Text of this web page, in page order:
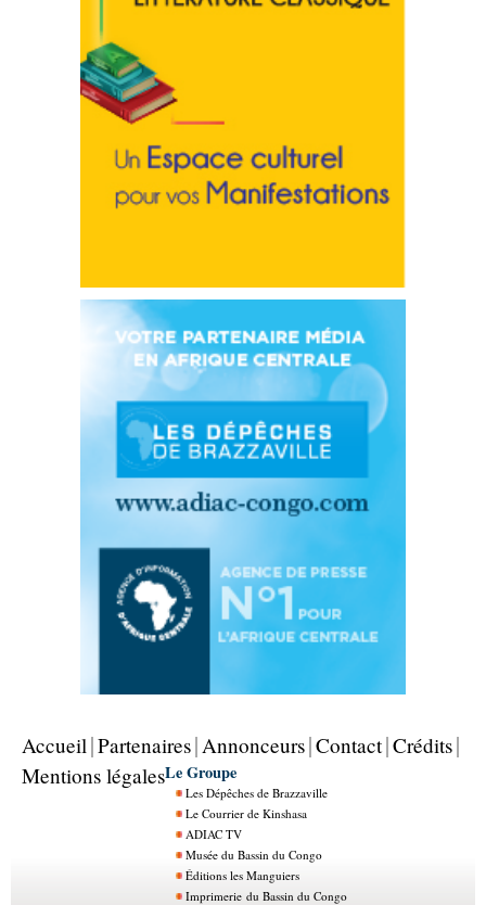
Accueil Partenaires Annonceurs Contact Crédits
Mentions légalesLe Groupe
Les Dépêches de Brazzaville
Le Courrier de Kinshasa
ADIAC TV
Musée du Bassin du Congo
Éditions les Manguiers
Imprimerie du Bassin du Congo